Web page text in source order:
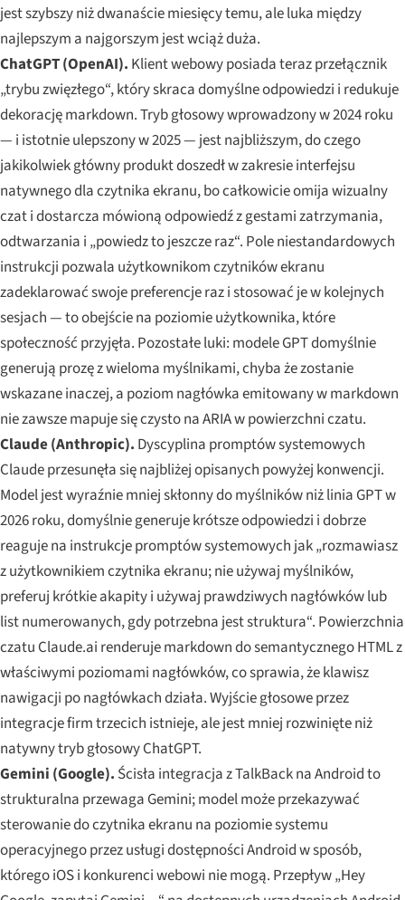
jest szybszy niż dwanaście miesięcy temu, ale luka między
najlepszym a najgorszym jest wciąż duża.
ChatGPT (OpenAI). Klient webowy posiada teraz przełącznik
„trybu zwięzłego“, który skraca domyślne odpowiedzi i redukuje
dekorację markdown. Tryb głosowy wprowadzony w 2024 roku
— i istotnie ulepszony w 2025 — jest najbliższym, do czego
jakikolwiek główny produkt doszedł w zakresie interfejsu
natywnego dla czytnika ekranu, bo całkowicie omija wizualny
czat i dostarcza mówioną odpowiedź z gestami zatrzymania,
odtwarzania i „powiedz to jeszcze raz“. Pole niestandardowych
instrukcji pozwala użytkownikom czytników ekranu
zadeklarować swoje preferencje raz i stosować je w kolejnych
sesjach — to obejście na poziomie użytkownika, które
społeczność przyjęła. Pozostałe luki: modele GPT domyślnie
generują prozę z wieloma myślnikami, chyba że zostanie
wskazane inaczej, a poziom nagłówka emitowany w markdown
nie zawsze mapuje się czysto na ARIA w powierzchni czatu.
Claude (Anthropic). Dyscyplina promptów systemowych
Claude przesunęła się najbliżej opisanych powyżej konwencji.
Model jest wyraźnie mniej skłonny do myślników niż linia GPT w
2026 roku, domyślnie generuje krótsze odpowiedzi i dobrze
reaguje na instrukcje promptów systemowych jak „rozmawiasz
z użytkownikiem czytnika ekranu; nie używaj myślników,
preferuj krótkie akapity i używaj prawdziwych nagłówków lub
list numerowanych, gdy potrzebna jest struktura“. Powierzchnia
czatu Claude.ai renderuje markdown do semantycznego HTML z
właściwymi poziomami nagłówków, co sprawia, że klawisz
nawigacji po nagłówkach działa. Wyjście głosowe przez
integracje firm trzecich istnieje, ale jest mniej rozwinięte niż
natywny tryb głosowy ChatGPT.
Gemini (Google). Ścisła integracja z TalkBack na Android to
strukturalna przewaga Gemini; model może przekazywać
sterowanie do czytnika ekranu na poziomie systemu
operacyjnego przez usługi dostępności Android w sposób,
którego iOS i konkurenci webowi nie mogą. Przepływ „Hey